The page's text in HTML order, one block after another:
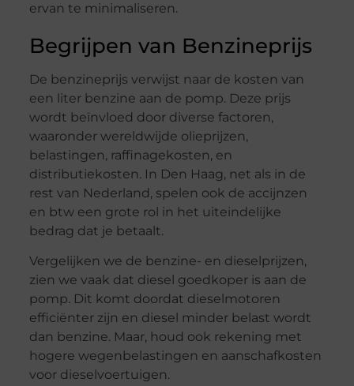
ervan te minimaliseren.
Begrijpen van Benzineprijs
De benzineprijs verwijst naar de kosten van
een liter benzine aan de pomp. Deze prijs
wordt beïnvloed door diverse factoren,
waaronder wereldwijde olieprijzen,
belastingen, raffinagekosten, en
distributiekosten. In Den Haag, net als in de
rest van Nederland, spelen ook de accijnzen
en btw een grote rol in het uiteindelijke
bedrag dat je betaalt.
Vergelijken we de benzine- en dieselprijzen,
zien we vaak dat diesel goedkoper is aan de
pomp. Dit komt doordat dieselmotoren
efficiënter zijn en diesel minder belast wordt
dan benzine. Maar, houd ook rekening met
hogere wegenbelastingen en aanschafkosten
voor dieselvoertuigen.